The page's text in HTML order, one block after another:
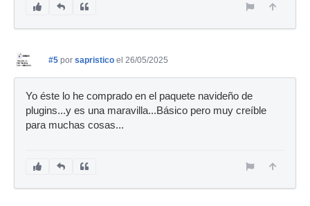
#5 por sapristico el 26/05/2025
Yo éste lo he comprado en el paquete navideño de
plugins...y es una maravilla...Básico pero muy creíble
para muchas cosas...